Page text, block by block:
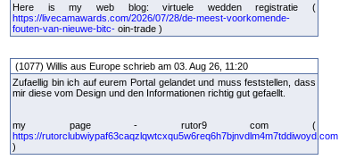
Here is my web blog: virtuele wedden registratie (
https://livecamawards.com/2026/07/28/de-meest-voorkomende-
fouten-van-nieuwe-bitc- oin-trade )
(1077) Willis aus Europe schrieb am 03. Aug 26, 11:20
Zufaellig bin ich auf eurem Portal gelandet und muss feststellen, dass
mir diese vom Design und den Informationen richtig gut gefaellt.
my page - rutor9 com (
https://rutorclubwiypaf63caqzlqwtcxqu5w6req6h7bjnvdlm4m7tddiwoyd.com
)